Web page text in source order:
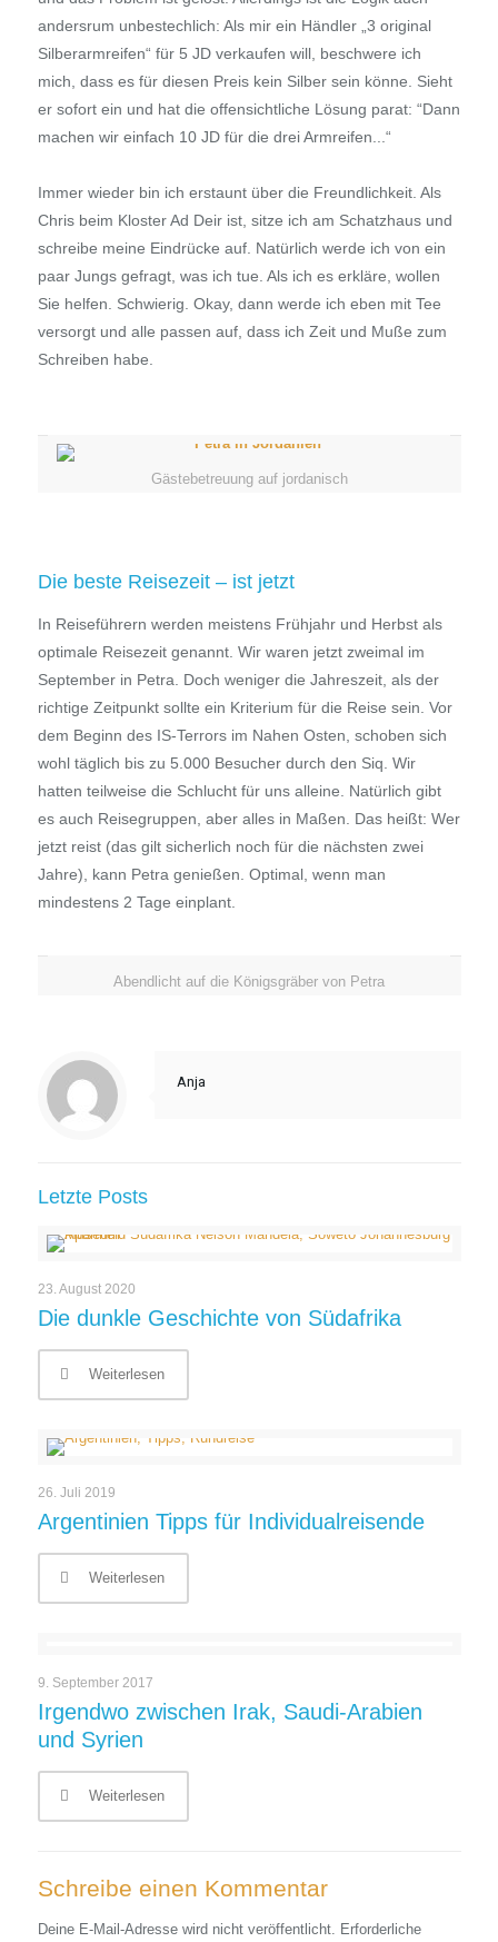
andersrum unbestechlich: Als mir ein Händler „3 original
Silberarmreifen“ für 5 JD verkaufen will, beschwere ich
mich, dass es für diesen Preis kein Silber sein könne. Sieht
er sofort ein und hat die offensichtliche Lösung parat: “Dann
machen wir einfach 10 JD für die drei Armreifen...“
Immer wieder bin ich erstaunt über die Freundlichkeit. Als
Chris beim Kloster Ad Deir ist, sitze ich am Schatzhaus und
schreibe meine Eindrücke auf. Natürlich werde ich von ein
paar Jungs gefragt, was ich tue. Als ich es erkläre, wollen
Sie helfen. Schwierig. Okay, dann werde ich eben mit Tee
versorgt und alle passen auf, dass ich Zeit und Muße zum
Schreiben habe.
Gästebetreuung auf jordanisch
Die beste Reisezeit – ist jetzt
In Reiseführern werden meistens Frühjahr und Herbst als
optimale Reisezeit genannt. Wir waren jetzt zweimal im
September in Petra. Doch weniger die Jahreszeit, als der
richtige Zeitpunkt sollte ein Kriterium für die Reise sein. Vor
dem Beginn des IS-Terrors im Nahen Osten, schoben sich
wohl täglich bis zu 5.000 Besucher durch den Siq. Wir
hatten teilweise die Schlucht für uns alleine. Natürlich gibt
es auch Reisegruppen, aber alles in Maßen. Das heißt: Wer
jetzt reist (das gilt sicherlich noch für die nächsten zwei
Jahre), kann Petra genießen. Optimal, wenn man
mindestens 2 Tage einplant.
Abendlicht auf die Königsgräber von Petra
Anja
Letzte Posts
23. August 2020
Die dunkle Geschichte von Südafrika
Weiterlesen
26. Juli 2019
Argentinien Tipps für Individualreisende
Weiterlesen
9. September 2017
Irgendwo zwischen Irak, Saudi-Arabien
und Syrien
Weiterlesen
Schreibe einen Kommentar
Deine E-Mail-Adresse wird nicht veröffentlicht. Erforderliche